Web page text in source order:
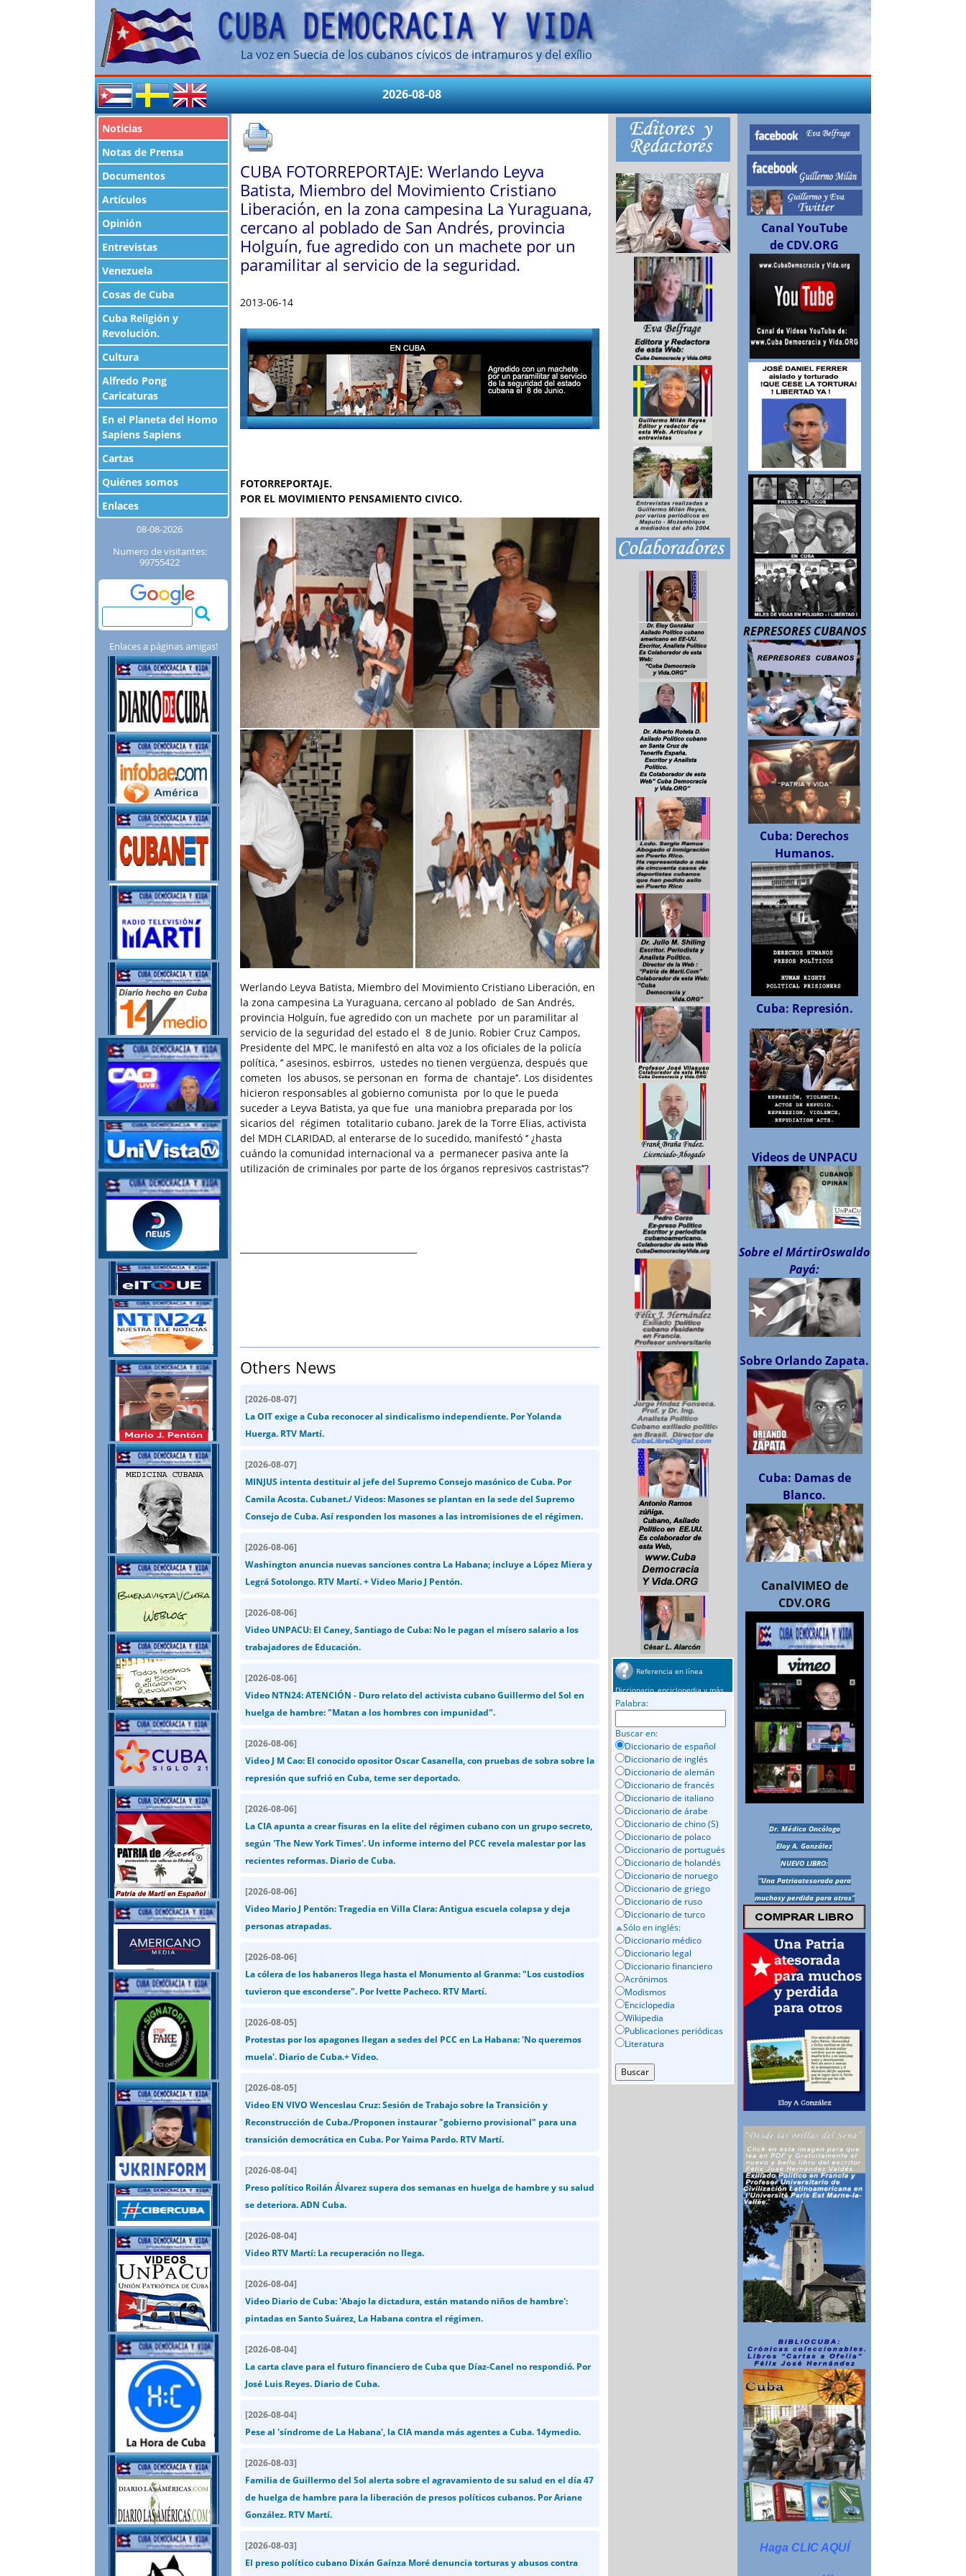
La voz en Suecia de los cubanos cívicos de intramuros y del exílio
2026-08-08
Noticias
Notas de Prensa
Documentos
Artículos
Opinión
Entrevistas
Venezuela
Cosas de Cuba
Cuba Religión y
Revolución.
Cultura
Alfredo Pong
Caricaturas
En el Planeta del Homo
Sapiens Sapiens
Cartas
Quiénes somos
Enlaces
08-08-2026
Numero de visitantes:
99755422
Enlaces a páginas amigas!
CUBA FOTORREPORTAJE: Werlando Leyva
Batista, Miembro del Movimiento Cristiano
Liberación, en la zona campesina La Yuraguana,
cercano al poblado de San Andrés, provincia
Holguín, fue agredido con un machete por un
paramilitar al servicio de la seguridad.
2013-06-14
FOTORREPORTAJE.
POR EL MOVIMIENTO PENSAMIENTO CIVICO.
Werlando Leyva Batista, Miembro del Movimiento Cristiano Liberación, en
la zona campesina La Yuraguana, cercano al poblado de San Andrés,
provincia Holguín, fue agredido con un machete por un paramilitar al
servicio de la seguridad del estado el 8 de Junio. Robier Cruz Campos,
Presidente del MPC, le manifestó en alta voz a los oficiales de la policía
política, ’’ asesinos, esbirros, ustedes no tienen vergüenza, después que
cometen los abusos, se personan en forma de chantaje’’. Los disidentes
hicieron responsables al gobierno comunista por lo que le pueda
suceder a Leyva Batista, ya que fue una maniobra preparada por los
sicarios del régimen totalitario cubano. Jarek de la Torre Elias, activista
del MDH CLARIDAD, al enterarse de lo sucedido, manifestó ‘’ ¿hasta
cuándo la comunidad internacional va a permanecer pasiva ante la
utilización de criminales por parte de los órganos represivos castristas’’?
Others News
[2026-08-07]
La OIT exige a Cuba reconocer al sindicalismo independiente. Por Yolanda
Huerga. RTV Martí.
[2026-08-07]
MINJUS intenta destituir al jefe del Supremo Consejo masónico de Cuba. Por
Camila Acosta. Cubanet./ Videos: Masones se plantan en la sede del Supremo
Consejo de Cuba. Así responden los masones a las intromisiones de el régimen.
[2026-08-06]
Washington anuncia nuevas sanciones contra La Habana; incluye a López Miera y
Legrá Sotolongo. RTV Martí. + Video Mario J Pentón.
[2026-08-06]
Video UNPACU: El Caney, Santiago de Cuba: No le pagan el mísero salario a los
trabajadores de Educación.
[2026-08-06]
Video NTN24: ATENCIÓN - Duro relato del activista cubano Guillermo del Sol en
huelga de hambre: "Matan a los hombres con impunidad".
[2026-08-06]
Video J M Cao: El conocido opositor Oscar Casanella, con pruebas de sobra sobre la
represión que sufrió en Cuba, teme ser deportado.
[2026-08-06]
La CIA apunta a crear fisuras en la elite del régimen cubano con un grupo secreto,
según 'The New York Times'. Un informe interno del PCC revela malestar por las
recientes reformas. Diario de Cuba.
[2026-08-06]
Video Mario J Pentón: Tragedia en Villa Clara: Antigua escuela colapsa y deja
personas atrapadas.
[2026-08-06]
La cólera de los habaneros llega hasta el Monumento al Granma: "Los custodios
tuvieron que esconderse". Por Ivette Pacheco. RTV Martí.
[2026-08-05]
Protestas por los apagones llegan a sedes del PCC en La Habana: 'No queremos
muela'. Diario de Cuba.+ Video.
[2026-08-05]
Video EN VIVO Wenceslau Cruz: Sesión de Trabajo sobre la Transición y
Reconstrucción de Cuba./Proponen instaurar "gobierno provisional" para una
transición democrática en Cuba. Por Yaima Pardo. RTV Martí.
[2026-08-04]
Preso político Roilán Álvarez supera dos semanas en huelga de hambre y su salud
se deteriora. ADN Cuba.
[2026-08-04]
Video RTV Martí: La recuperación no llega.
[2026-08-04]
Video Diario de Cuba: 'Abajo la dictadura, están matando niños de hambre':
pintadas en Santo Suárez, La Habana contra el régimen.
[2026-08-04]
La carta clave para el futuro financiero de Cuba que Díaz-Canel no respondió. Por
José Luis Reyes. Diario de Cuba.
[2026-08-04]
Pese al 'síndrome de La Habana', la CIA manda más agentes a Cuba. 14ymedio.
[2026-08-03]
Familia de Guillermo del Sol alerta sobre el agravamiento de su salud en el día 47
de huelga de hambre para la liberación de presos políticos cubanos. Por Ariane
González. RTV Martí.
[2026-08-03]
El preso político cubano Dixán Gaínza Moré denuncia torturas y abusos contra
Referencia en línea
Diccionario, enciclopedia y más
Palabra:
Buscar en:
Diccionario de español
Diccionario de inglés
Diccionario de alemán
Diccionario de francés
Diccionario de italiano
Diccionario de árabe
Diccionario de chino (S)
Diccionario de polaco
Diccionario de portugués
Diccionario de holandés
Diccionario de noruego
Diccionario de griego
Diccionario de ruso
Diccionario de turco
Sólo en inglés:
Diccionario médico
Diccionario legal
Diccionario financiero
Acrónimos
Modismos
Enciclopedia
Wikipedia
Publicaciones periódicas
Literatura
Canal YouTube
de CDV.ORG
REPRESORES CUBANOS
Cuba: Derechos
Humanos.
Cuba: Represión.
Videos de UNPACU
Sobre el MártirOswaldo
Payá:
Sobre Orlando Zapata.
Cuba: Damas de
Blanco.
CanalVIMEO de
CDV.ORG
Dr. Médico Oncólogo
Eloy A. González
NUEVO LIBRO:
“Una Patriaatesorada para
muchosy perdida para otros”
Haga CLIC AQUÍ